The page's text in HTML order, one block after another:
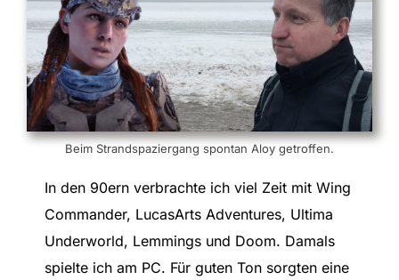
Beim Strandspaziergang spontan Aloy getroffen.
In den 90ern verbrachte ich viel Zeit mit Wing
Commander, LucasArts Adventures, Ultima
Underworld, Lemmings und Doom. Damals
spielte ich am PC. Für guten Ton sorgten eine